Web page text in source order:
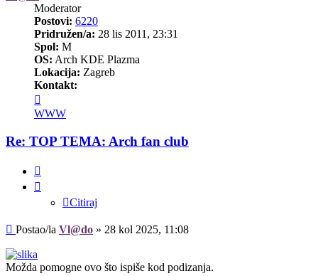
Moderator
Postovi: 6220
Pridružen/a: 28 lis 2011, 23:31
Spol: M
OS: Arch KDE Plazma
Lokacija: Zagreb
Kontakt:
korisnika/cu
Vl@do
WWW
Re: TOP TEMA: Arch fan club
Citiraj
Post
Postao/la Vl@do » 28 kol 2025, 11:08
Možda pomogne ovo što ispiše kod podizanja.